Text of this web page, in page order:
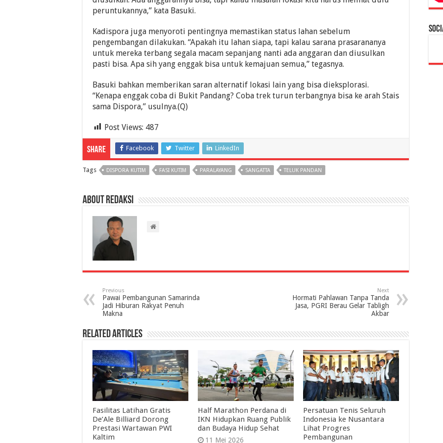
peruntukannya,” kata Basuki.
Kadispora juga menyoroti pentingnya memastikan status lahan sebelum
pengembangan dilakukan. “Apakah itu lahan siapa, tapi kalau sarana prasarananya
untuk mereka terbang segala macam sepanjang nanti ada anggaran dan diusulkan
pasti bisa. Apa sih yang enggak bisa untuk kemajuan semua,” tegasnya.
Basuki bahkan memberikan saran alternatif lokasi lain yang bisa dieksplorasi.
“Kenapa enggak coba di Bukit Pandang? Coba trek turun terbangnya bisa ke arah Stais
sama Dispora,” usulnya.(Q)
Post Views: 487
Share Facebook Twitter LinkedIn
Tags DISPORA KUTIM FASI KUTIM PARALAYANG SANGATTA TELUK PANDAN
About Redaksi
Previous
Pawai Pembangunan Samarinda
Jadi Hiburan Rakyat Penuh
Makna
Next
Hormati Pahlawan Tanpa Tanda
Jasa, PGRI Berau Gelar Tabligh
Akbar
Related Articles
Fasilitas Latihan Gratis
De’Ale Billiard Dorong
Prestasi Wartawan PWI
Kaltim
Half Marathon Perdana di
IKN Hidupkan Ruang Publik
dan Budaya Hidup Sehat
11 Mei 2026
Persatuan Tenis Seluruh
Indonesia ke Nusantara
Lihat Progres
Pembangunan